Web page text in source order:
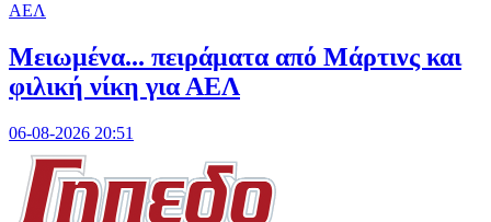
ΑΕΛ
Μειωμένα... πειράματα από Μάρτινς και
φιλική νίκη για ΑΕΛ
06-08-2026 20:51